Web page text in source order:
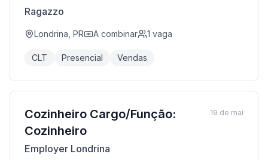
Ragazzo
Londrina, PR A combinar 1 vaga
CLT Presencial Vendas
Cozinheiro Cargo/Função:
Cozinheiro
Employer Londrina
19 de mai